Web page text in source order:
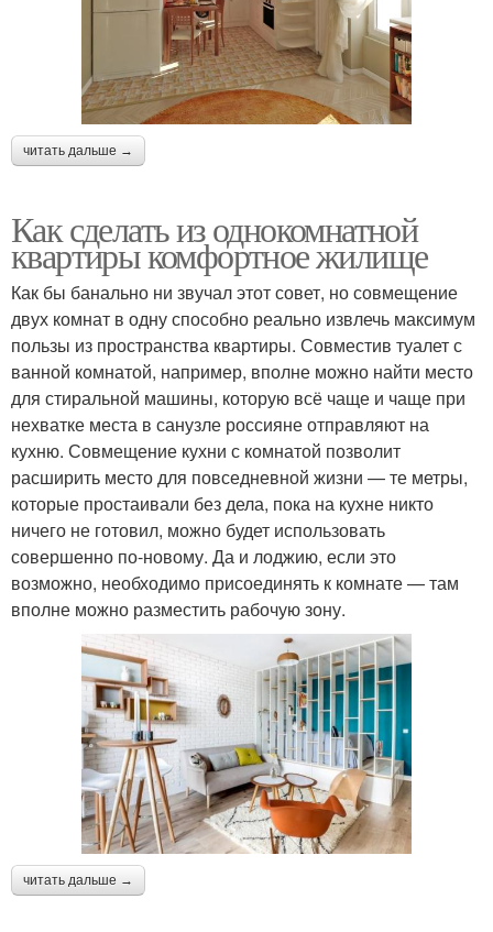
читать дальше →
Как сделать из однокомнатной
квартиры комфортное жилище
Как бы банально ни звучал этот совет, но совмещение
двух комнат в одну способно реально извлечь максимум
пользы из пространства квартиры. Совместив туалет с
ванной комнатой, например, вполне можно найти место
для стиральной машины, которую всё чаще и чаще при
нехватке места в санузле россияне отправляют на
кухню. Совмещение кухни с комнатой позволит
расширить место для повседневной жизни — те метры,
которые простаивали без дела, пока на кухне никто
ничего не готовил, можно будет использовать
совершенно по-новому. Да и лоджию, если это
возможно, необходимо присоединять к комнате — там
вполне можно разместить рабочую зону.
читать дальше →